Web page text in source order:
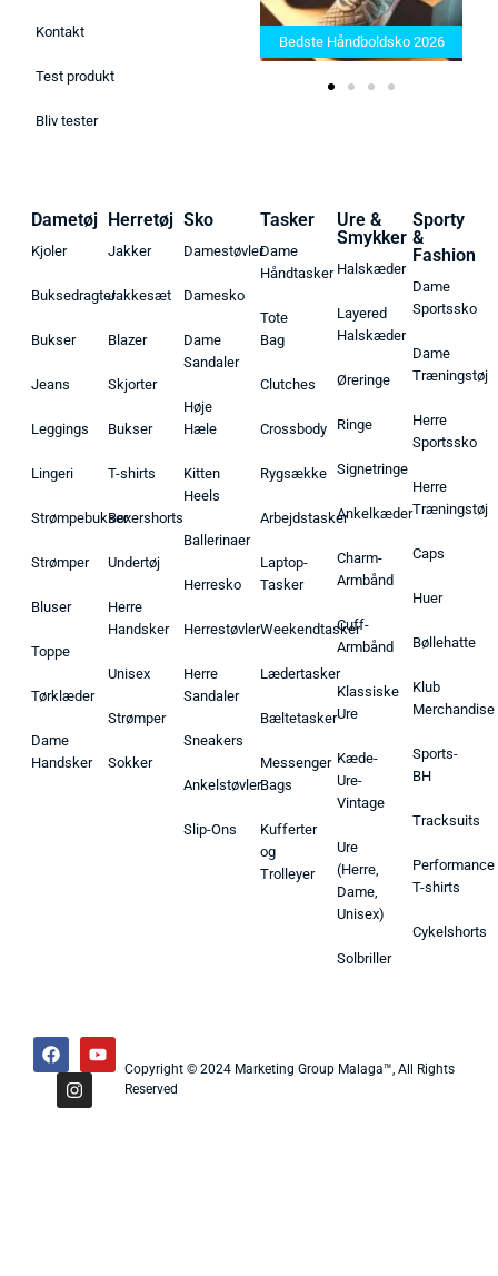
Kontakt
Test produkt
Bliv tester
Bedste Saunatæppe 2025 –
Find de bedste produkter her!
Bedste Håndboldsko 2026
Dametøj
Kjoler
Buksedragter
Bukser
Jeans
Leggings
Lingeri
Strømpebukser
Strømper
Bluser
Toppe
Tørklæder
Dame
Handsker
Herretøj
Jakker
Jakkesæt
Blazer
Skjorter
Bukser
T-shirts
Boxershorts
Undertøj
Herre
Handsker
Unisex
Strømper
Sokker
Sko
Damestøvler
Damesko
Dame
Sandaler
Høje
Hæle
Kitten
Heels
Ballerinaer
Herresko
Herrestøvler
Herre
Sandaler
Sneakers
Ankelstøvler
Slip-Ons
Tasker
Dame
Håndtasker
Tote
Bag
Clutches
Crossbody
Rygsække
Arbejdstasker
Laptop-
Tasker
Weekendtasker
Lædertasker
Bæltetasker
Messenger
Bags
Kufferter
og
Trolleyer
Ure &
Smykker
Halskæder
Layered
Halskæder
Øreringe
Ringe
Signetringe
Ankelkæder
Charm-
Armbånd
Cuff-
Armbånd
Klassiske
Ure
Kæde-
Ure-
Vintage
Ure
(Herre,
Dame,
Unisex)
Solbriller
Sporty
&
Fashion
Dame
Sportssko
Dame
Træningstøj
Herre
Sportssko
Herre
Træningstøj
Caps
Huer
Bøllehatte
Klub
Merchandise
Sports-
BH
Tracksuits
Performance
T-shirts
Cykelshorts
Copyright © 2024 Marketing Group Malaga™, All Rights
Reserved